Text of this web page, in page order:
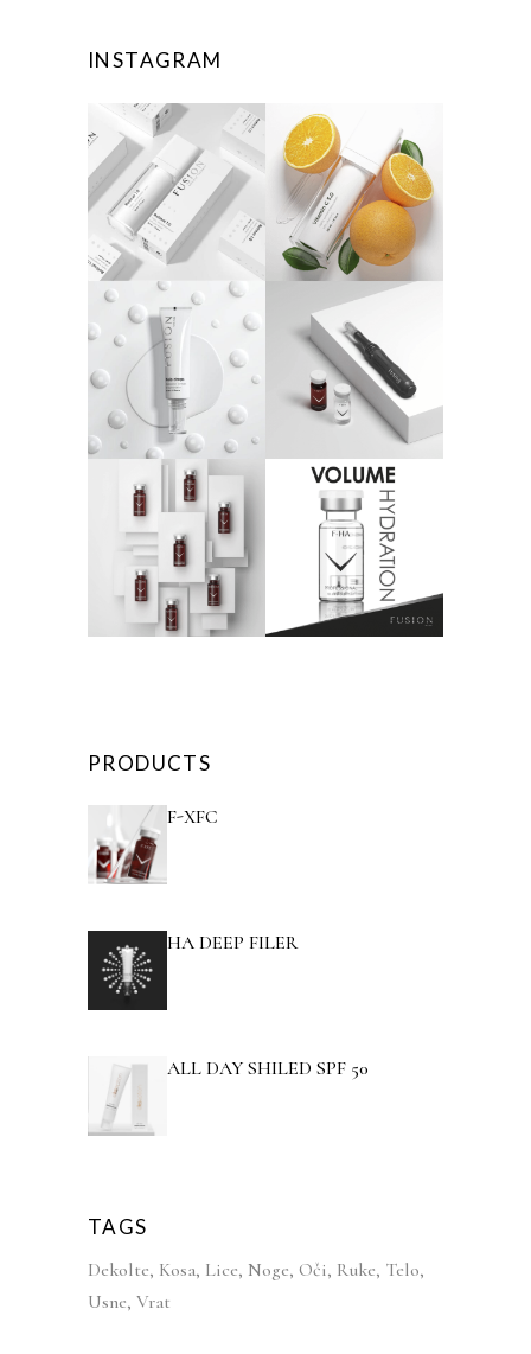
INSTAGRAM
PRODUCTS
F-XFC
HA DEEP FILER
ALL DAY SHILED SPF 50
TAGS
Dekolte Kosa Lice Noge Oči Ruke Telo
Usne Vrat